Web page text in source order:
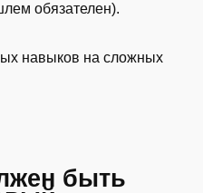
обязателен).
навыков на сложных
быть